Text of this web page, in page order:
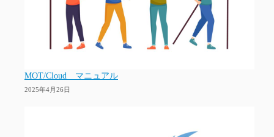
MOT/Cloud マニュアル
2025年4月26日